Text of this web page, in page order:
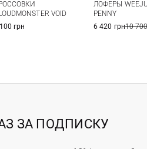
38
38,5 39
40,5
VOID
грн
38,5
ЛОФЕРЫ
PENNY
6 420 грн10
ЗА ПОДПИСКУ